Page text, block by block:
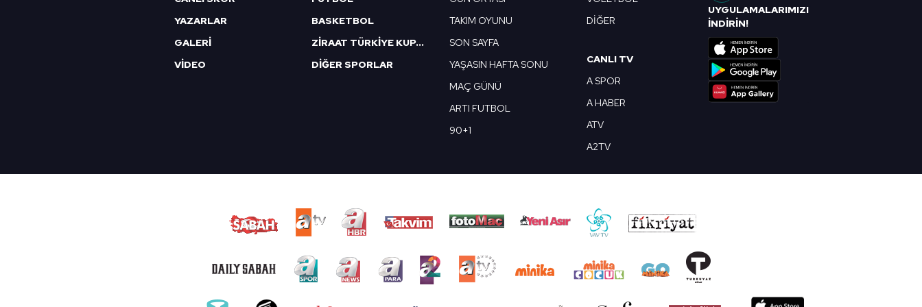
YAZARLAR
GALERİ
VİDEO
BASKETBOL
ZİRAAT TÜRKİYE KUPASI
DİĞER SPORLAR
TAKIM OYUNU
SON SAYFA
YAŞASIN HAFTA SONU
MAÇ GÜNÜ
ARTI FUTBOL
90+1
DİĞER
CANLI TV
A SPOR
A HABER
ATV
A2TV
UYGULAMALARIMIZI
İNDİRİN!